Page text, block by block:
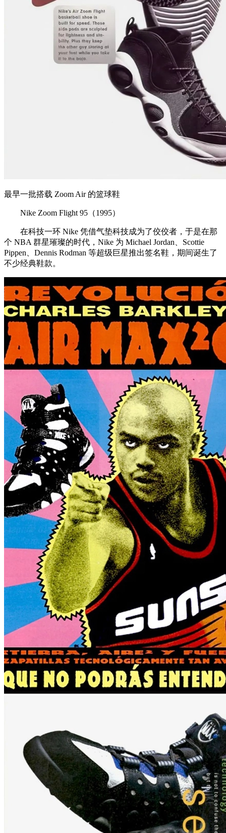
最早一批搭载 Zoom Air 的篮球鞋
Nike Zoom Flight 95（1995）
在科技一环 Nike 凭借气垫科技成为了佼佼者，于是在那
个 NBA 群星璀璨的时代，Nike 为 Michael Jordan、Scottie
Pippen、Dennis Rodman 等超级巨星推出签名鞋，期间诞生了
不少经典鞋款。